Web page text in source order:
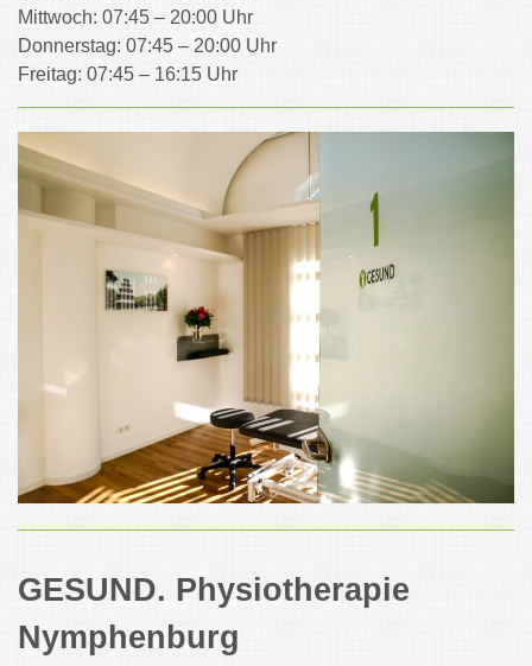
Mittwoch: 07:45 – 20:00 Uhr
Donnerstag: 07:45 – 20:00 Uhr
Freitag: 07:45 – 16:15 Uhr
GESUND. Physiotherapie
Nymphenburg